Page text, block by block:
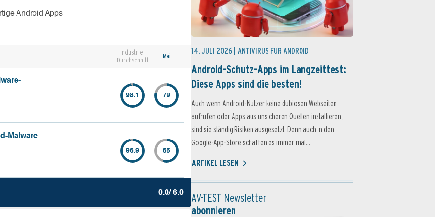
Android Apps
Industrie-
Durchschnitt
Mai
98.1 79
Malware
96.9 55
0.0/ 6.0
14. JULI 2026 | ANTIVIRUS FÜR ANDROID
Android-Schutz-Apps im Langzeittest:
Diese Apps sind die besten!
Auch wenn Android-Nutzer keine dubiosen Webseiten
aufrufen oder Apps aus unsicheren Quellen installieren,
sind sie ständig Risiken ausgesetzt. Denn auch in den
Google-App-Store schaffen es immer mal...
ARTIKEL LESEN
AV-TEST Newsletter
abonnieren